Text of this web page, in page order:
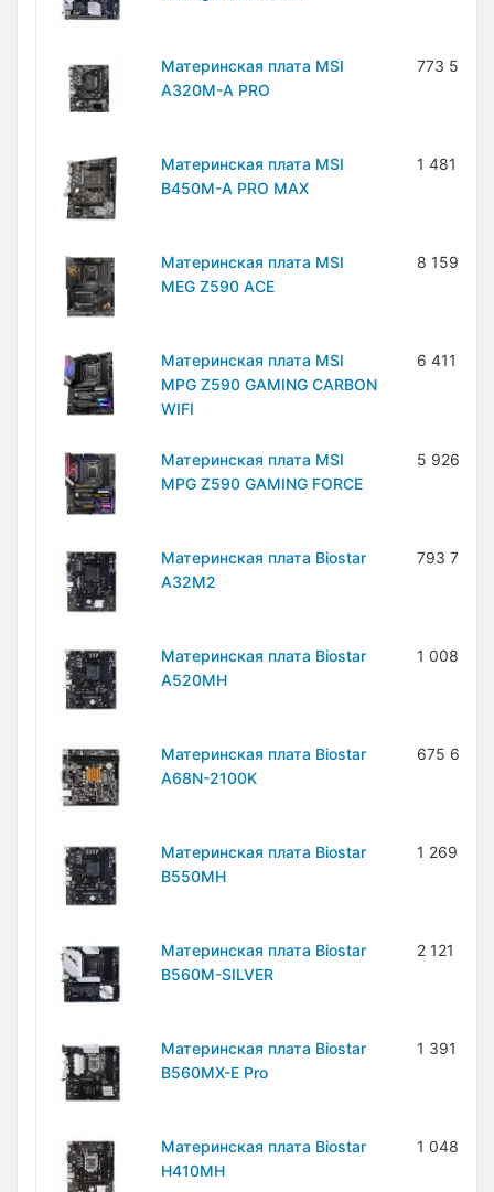
Материнская плата MSI
A320M-A PRO
773 500
Материнская плата MSI
B450M-A PRO MAX
1 481
Материнская плата MSI
MEG Z590 ACE
8 159
Материнская плата MSI
MPG Z590 GAMING CARBON
WIFI
6 411
Материнская плата MSI
MPG Z590 GAMING FORCE
5 926
Материнская плата Biostar
A32M2
793 700
Материнская плата Biostar
A520MH
1 008
Материнская плата Biostar
A68N-2100K
675 600
Материнская плата Biostar
B550MH
1 269
Материнская плата Biostar
B560M-SILVER
2 121 200
Материнская плата Biostar
B560MX-E Pro
1 391
Материнская плата Biostar
H410MH
1 048